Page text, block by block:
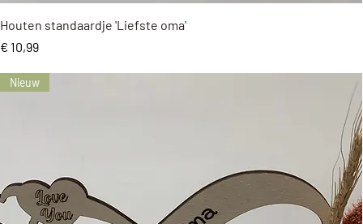
Snel overzicht
Houten standaardje 'Liefste oma'
Prijs
€ 10,99
Nieuw